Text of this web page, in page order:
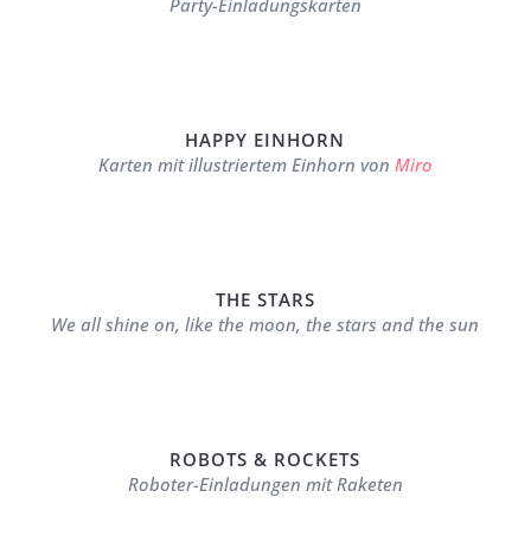
HAPPY EINHORN
Karten mit illustriertem Einhorn von Miro
THE STARS
We all shine on, like the moon, the stars and the sun
ROBOTS & ROCKETS
Roboter-Einladungen mit Raketen